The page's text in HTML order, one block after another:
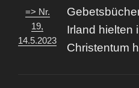
=> Nr.
19,
14.5.2023
Irland hielten
Christentum